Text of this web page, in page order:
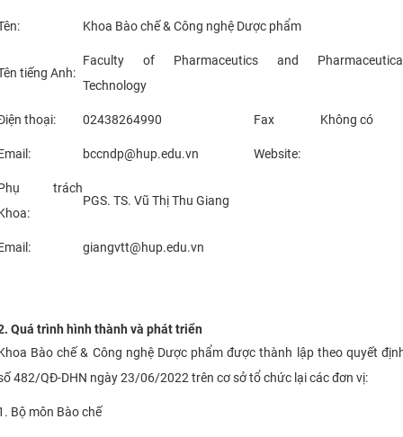
ĐẢM BẢO CHẤT LƯỢNG
KHOA HỌC CÔNG NGHỆ
HTQT
CỰU NGƯỜI HỌC
Khoa Bào chế & Công nghệ Dược phẩm
tiếng Anh:
Faculty of Pharmaceutics and
Technology
thoại: 02438264990​ Fax Không có
bccndp@hup.edu.vn Website:
trách
PGS. TS. Vũ Thị Thu Giang
giangvtt@hup.edu.vn
Quá trình hình thành và phát triển
Bào chế & Công nghệ Dược phẩm được thành lập theo quyết
482/QĐ-DHN ngày 23/06/2022 trên cơ sở tổ chức lại các đơn vị:
Bộ môn Bào chế